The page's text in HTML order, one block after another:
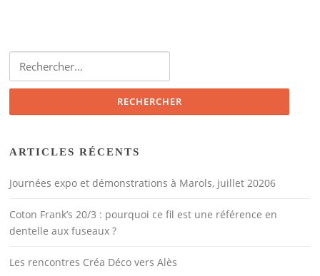
ARTICLES RÉCENTS
Journées expo et démonstrations à Marols, juillet 20206
Coton Frank’s 20/3 : pourquoi ce fil est une référence en
dentelle aux fuseaux ?
Les rencontres Créa Déco vers Alès